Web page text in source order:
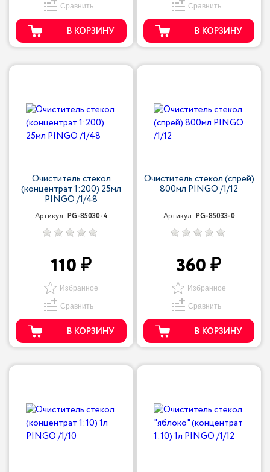
Сравнить
В КОРЗИНУ
Сравнить
В КОРЗИНУ
Очиститель стекол
(концентрат 1:200) 25мл
PINGO /1/48
Артикул: PG-85030-4
110
Избранное
Сравнить
В КОРЗИНУ
Очиститель стекол (спрей)
800мл PINGO /1/12
Артикул: PG-85033-0
360
Избранное
Сравнить
В КОРЗИНУ